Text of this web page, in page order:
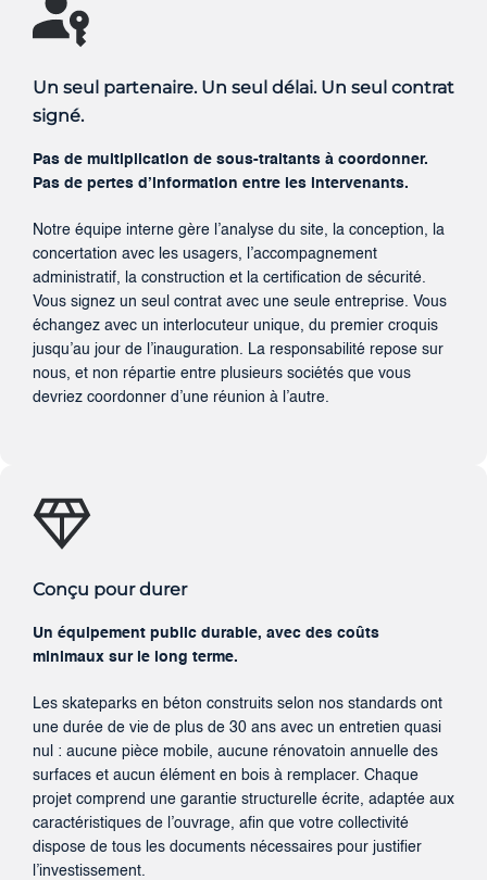
Un seul partenaire. Un seul délai. Un seul contrat
signé.
Pas de multiplication de sous-traitants à coordonner.
Pas de pertes d’information entre les intervenants.
Notre équipe interne gère l’analyse du site, la conception, la
concertation avec les usagers, l’accompagnement
administratif, la construction et la certification de sécurité.
Vous signez un seul contrat avec une seule entreprise. Vous
échangez avec un interlocuteur unique, du premier croquis
jusqu’au jour de l’inauguration. La responsabilité repose sur
nous, et non répartie entre plusieurs sociétés que vous
devriez coordonner d’une réunion à l’autre.
Conçu pour durer
Un équipement public durable, avec des coûts
minimaux sur le long terme.
Les skateparks en béton construits selon nos standards ont
une durée de vie de plus de 30 ans avec un entretien quasi
nul : aucune pièce mobile, aucune rénovatoin annuelle des
surfaces et aucun élément en bois à remplacer. Chaque
projet comprend une garantie structurelle écrite, adaptée aux
caractéristiques de l’ouvrage, afin que votre collectivité
dispose de tous les documents nécessaires pour justifier
l’investissement.